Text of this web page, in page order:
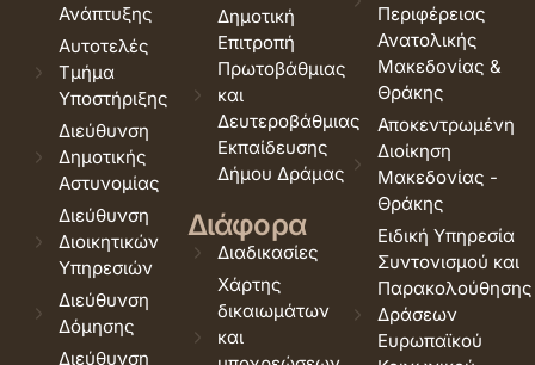
Ανάπτυξης
Αυτοτελές
Τμήμα
Υποστήριξης
Διεύθυνση
Δημοτικής
Αστυνομίας
Διεύθυνση
Διοικητικών
Υπηρεσιών
Διεύθυνση
Δόμησης
Διεύθυνση
Δημοτική
Επιτροπή
Πρωτοβάθμιας
και
Δευτεροβάθμιας
Εκπαίδευσης
Δήμου Δράμας
Διάφορα
Διαδικασίες
Χάρτης
δικαιωμάτων
και
Περιφέρειας
Ανατολικής
Μακεδονίας &
Θράκης
Αποκεντρωμένη
Διοίκηση
Μακεδονίας -
Θράκης
Ειδική Υπηρεσία
Συντονισμού και
Παρακολούθησης
Δράσεων
Ευρωπαϊκού